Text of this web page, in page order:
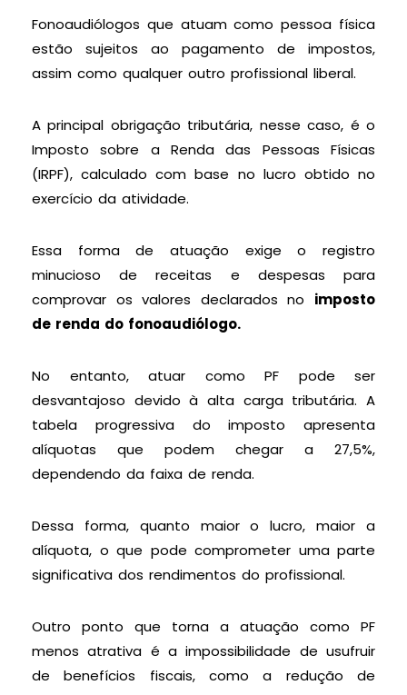
Fonoaudiólogos que atuam como pessoa física
estão sujeitos ao pagamento de impostos,
assim como qualquer outro profissional liberal.
A principal obrigação tributária, nesse caso, é o
Imposto sobre a Renda das Pessoas Físicas
(IRPF), calculado com base no lucro obtido no
exercício da atividade.
Essa forma de atuação exige o registro
minucioso de receitas e despesas para
comprovar os valores declarados no imposto
de renda do fonoaudiólogo.
No entanto, atuar como PF pode ser
desvantajoso devido à alta carga tributária. A
tabela progressiva do imposto apresenta
alíquotas que podem chegar a 27,5%,
dependendo da faixa de renda.
Dessa forma, quanto maior o lucro, maior a
alíquota, o que pode comprometer uma parte
significativa dos rendimentos do profissional.
Outro ponto que torna a atuação como PF
menos atrativa é a impossibilidade de usufruir
de benefícios fiscais, como a redução de